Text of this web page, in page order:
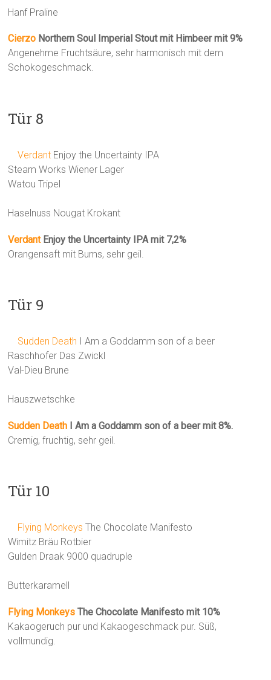
Hanf Praline
Cierzo Northern Soul Imperial Stout mit Himbeer mit 9%
Angenehme Fruchtsäure, sehr harmonisch mit dem
Schokogeschmack.
Tür 8
Verdant Enjoy the Uncertainty IPA
Steam Works Wiener Lager
Watou Tripel
Haselnuss Nougat Krokant
Verdant Enjoy the Uncertainty IPA mit 7,2%
Orangensaft mit Bums, sehr geil.
Tür 9
Sudden Death I Am a Goddamm son of a beer
Raschhofer Das Zwickl
Val-Dieu Brune
Hauszwetschke
Sudden Death I Am a Goddamm son of a beer mit 8%.
Cremig, fruchtig, sehr geil.
Tür 10
Flying Monkeys The Chocolate Manifesto
Wimitz Bräu Rotbier
Gulden Draak 9000 quadruple
Butterkaramell
Flying Monkeys The Chocolate Manifesto mit 10%
Kakaogeruch pur und Kakaogeschmack pur. Süß,
vollmundig.